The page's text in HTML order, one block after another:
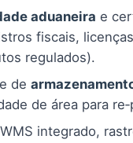
aduaneira e
fiscais,
regulados).
de
de área para
integrado,